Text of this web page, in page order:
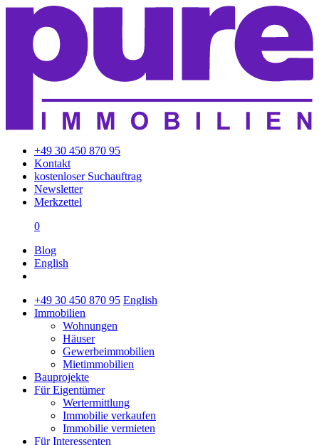
+49 30 450 870 95
Kontakt
kostenloser Suchauftrag
Newsletter
Merkzettel
0
Blog
English
+49 30 450 870 95 English
Immobilien
Wohnungen
Häuser
Gewerbeimmobilien
Mietimmobilien
Bauprojekte
Für Eigentümer
Wertermittlung
Immobilie verkaufen
Immobilie vermieten
Für Interessenten